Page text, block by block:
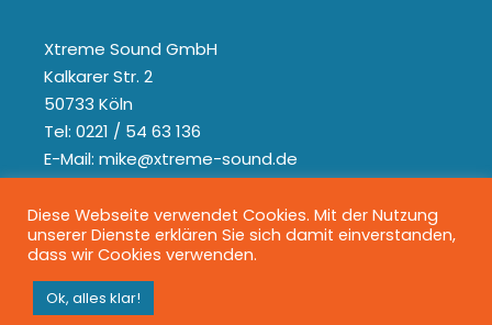
Xtreme Sound GmbH
Kalkarer Str. 2
50733 Köln
Tel: 0221 / 54 63 136
E-Mail: mike@xtreme-sound.de
Diese Webseite verwendet Cookies. Mit der Nutzung
unserer Dienste erklären Sie sich damit einverstanden,
dass wir Cookies verwenden.
Ok, alles klar!